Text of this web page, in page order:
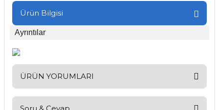
Ürün Bilgisi
Ayrıntılar
ÜRÜN YORUMLARI